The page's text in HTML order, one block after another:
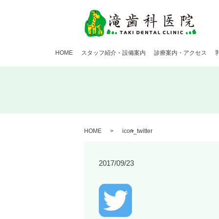
HOME スタッフ紹介・設備案内 診療案内・アクセス
HOME icon_twitter
2017/09/23